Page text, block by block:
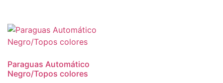
Paraguas Automático
Negro/Topos colores